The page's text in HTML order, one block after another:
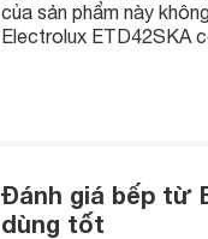
của sản phẩm này
Electrolux ETD42SKA
Đánh giá bếp từ
dùng tốt